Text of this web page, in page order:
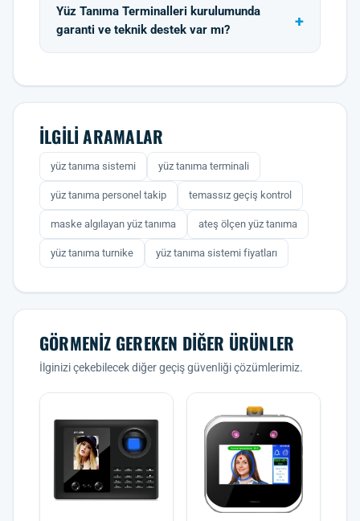
Yüz Tanıma Terminalleri kurulumunda
garanti ve teknik destek var mı?
İLGILI ARAMALAR
yüz tanıma sistemi yüz tanıma terminali
yüz tanıma personel takip temassız geçiş kontrol
maske algılayan yüz tanıma ateş ölçen yüz tanıma
yüz tanıma turnike yüz tanıma sistemi fiyatları
GÖRMENIZ GEREKEN DIĞER ÜRÜNLER
İlginizi çekebilecek diğer geçiş güvenliği çözümlerimiz.